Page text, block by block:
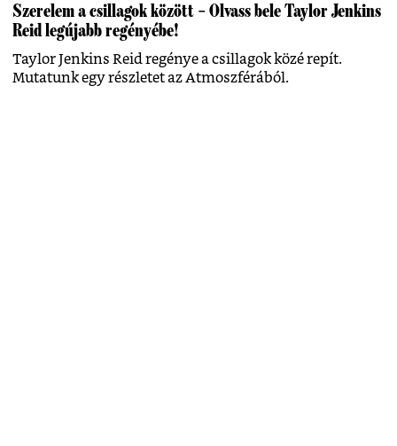
Szerelem a csillagok között – Olvass bele Taylor Jenkins
Reid legújabb regényébe!
Taylor Jenkins Reid regénye a csillagok közé repít.
Mutatunk egy részletet az Atmoszférából.